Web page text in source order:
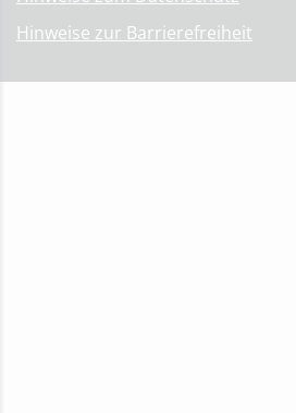
Hinweise zur Barrierefreiheit